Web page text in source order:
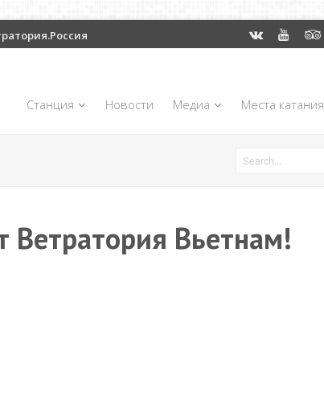
Станция Новости Медиа Места катания
Ветратория Вьетнам!